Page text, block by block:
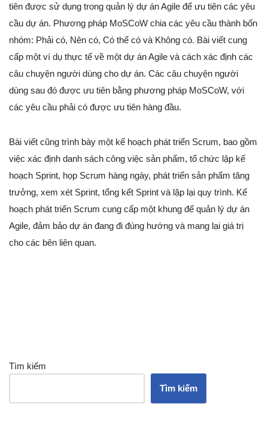
tiên được sử dụng trong quản lý dự án Agile để ưu tiên các yêu
cầu dự án. Phương pháp MoSCoW chia các yêu cầu thành bốn
nhóm: Phải có, Nên có, Có thể có và Không có. Bài viết cung
cấp một ví dụ thực tế về một dự án Agile và cách xác định các
câu chuyện người dùng cho dự án. Các câu chuyện người
dùng sau đó được ưu tiên bằng phương pháp MoSCoW, với
các yêu cầu phải có được ưu tiên hàng đầu.
Bài viết cũng trình bày một kế hoạch phát triển Scrum, bao gồm
việc xác định danh sách công việc sản phẩm, tổ chức lập kế
hoạch Sprint, họp Scrum hàng ngày, phát triển sản phẩm tăng
trưởng, xem xét Sprint, tổng kết Sprint và lặp lại quy trình. Kế
hoạch phát triển Scrum cung cấp một khung để quản lý dự án
Agile, đảm bảo dự án đang đi đúng hướng và mang lại giá trị
cho các bên liên quan.
Tìm kiếm
Tìm kiếm